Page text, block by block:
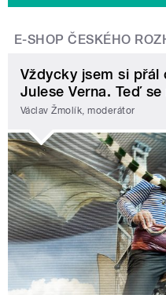
E-SHOP ČESKÉHO
Vždycky jsem si
Julese Verna. Teď
Václav Žmolík, moderátor